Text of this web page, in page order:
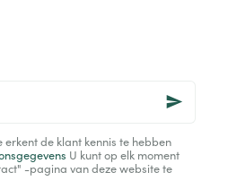
de klant kennis te hebben
U kunt op elk moment
-pagina van deze website te